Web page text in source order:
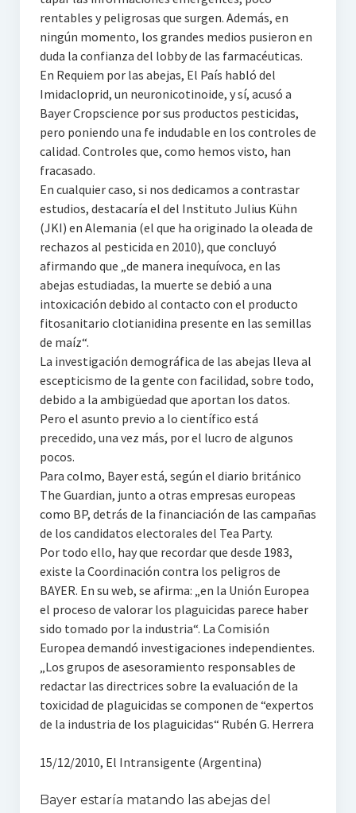
rentables y peligrosas que surgen. Además, en
ningún momento, los grandes medios pusieron en
duda la confianza del lobby de las farmacéuticas.
En Requiem por las abejas, El País habló del
Imidacloprid, un neuronicotinoide, y sí, acusó a
Bayer Cropscience por sus productos pesticidas,
pero poniendo una fe indudable en los controles de
calidad. Controles que, como hemos visto, han
fracasado.
En cualquier caso, si nos dedicamos a contrastar
estudios, destacaría el del Instituto Julius Kühn
(JKI) en Alemania (el que ha originado la oleada de
rechazos al pesticida en 2010), que concluyó
afirmando que „de manera inequívoca, en las
abejas estudiadas, la muerte se debió a una
intoxicación debido al contacto con el producto
fitosanitario clotianidina presente en las semillas
de maíz“.
La investigación demográfica de las abejas lleva al
escepticismo de la gente con facilidad, sobre todo,
debido a la ambigüedad que aportan los datos.
Pero el asunto previo a lo científico está
precedido, una vez más, por el lucro de algunos
pocos.
Para colmo, Bayer está, según el diario británico
The Guardian, junto a otras empresas europeas
como BP, detrás de la financiación de las campañas
de los candidatos electorales del Tea Party.
Por todo ello, hay que recordar que desde 1983,
existe la Coordinación contra los peligros de
BAYER. En su web, se afirma: „en la Unión Europea
el proceso de valorar los plaguicidas parece haber
sido tomado por la industria“. La Comisión
Europea demandó investigaciones independientes.
„Los grupos de asesoramiento responsables de
redactar las directrices sobre la evaluación de la
toxicidad de plaguicidas se componen de “expertos
de la industria de los plaguicidas“ Rubén G. Herrera
15/12/2010, El Intransigente (Argentina)
Bayer estaría matando las abejas del